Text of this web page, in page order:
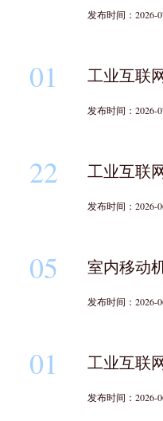
发布时间：2026-
01 工业互联
发布时间：2026-
22 工业互联
发布时间：2026-
05 室内移动
发布时间：2026-
01 工业互联
发布时间：2026-